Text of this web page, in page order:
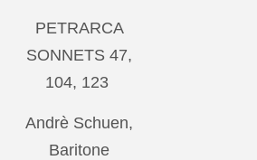
PETRARCA
SONNETS 47,
104, 123
Andrè Schuen,
Baritone